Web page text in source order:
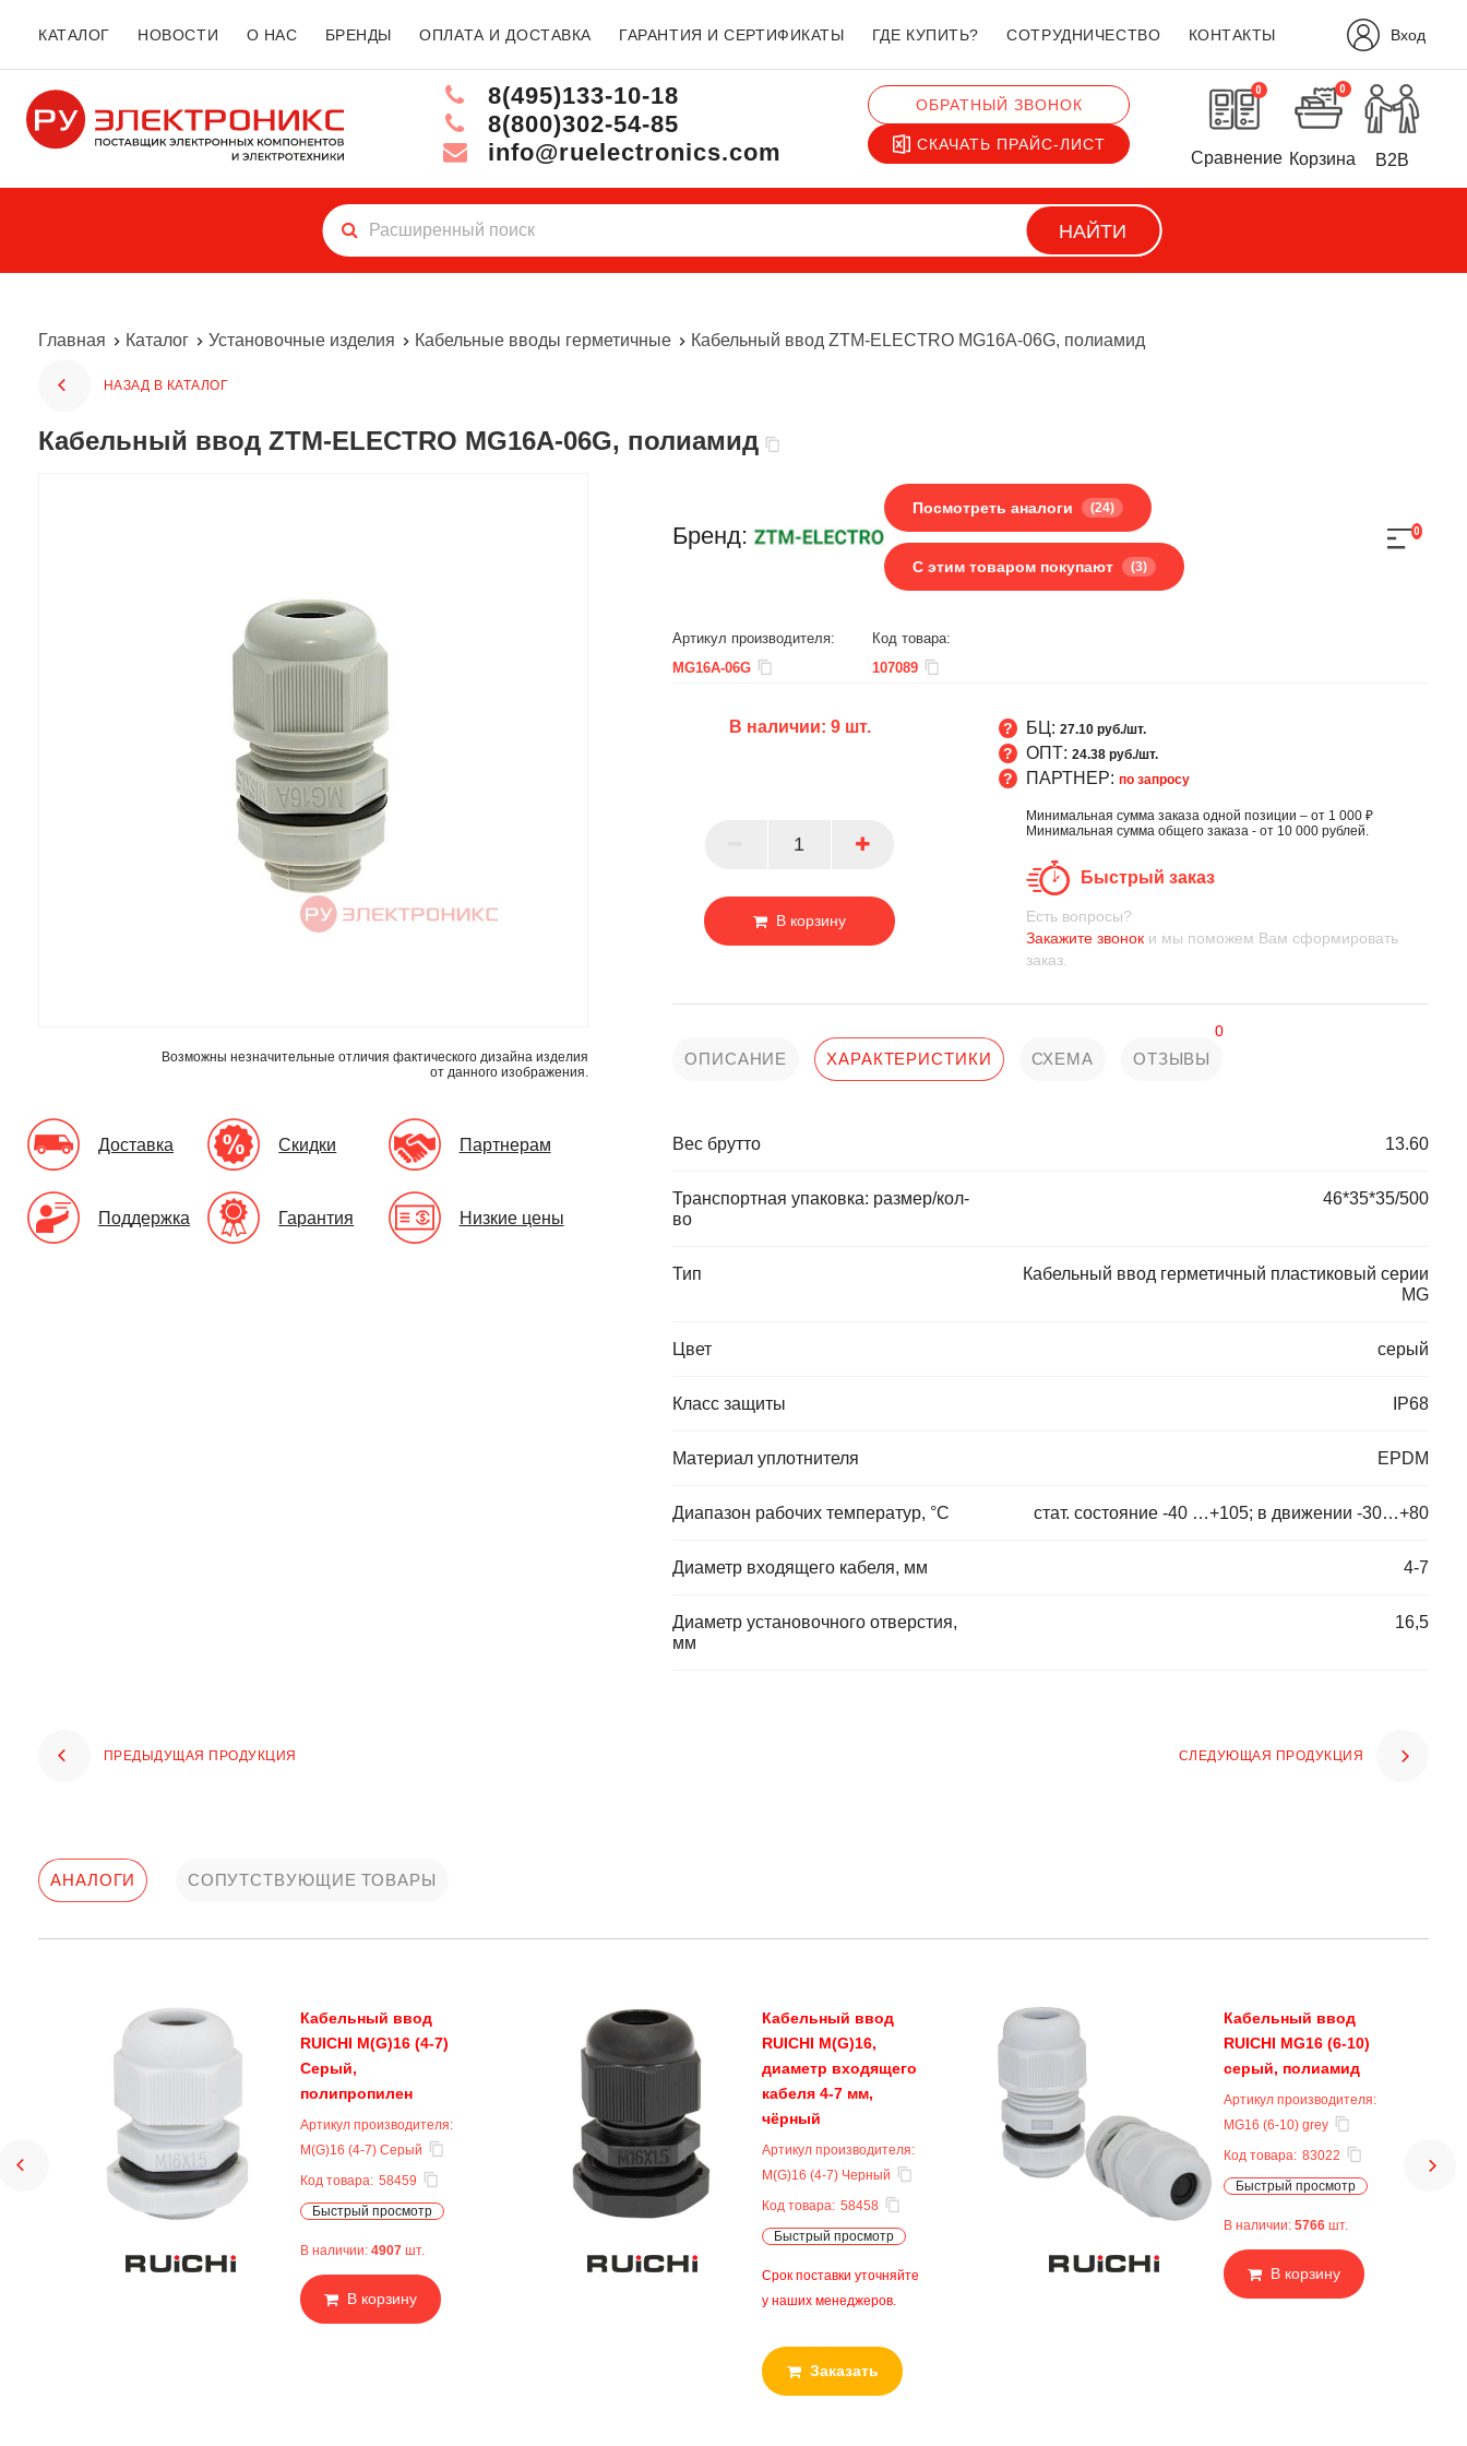
КАТАЛОГ НОВОСТИ О НАС БРЕНДЫ ОПЛАТА И ДОСТАВКА ГАРАНТИЯ И СЕРТИФИКАТЫ ГДЕ КУПИТЬ? СОТРУДНИЧЕСТВО КОНТАКТЫ Вход
8(495)133-10-18
8(800)302-54-85
info@ruelectronics.com
ОБРАТНЫЙ ЗВОНОК
СКАЧАТЬ ПРАЙС-ЛИСТ
0
Сравнение
0
Корзина B2B
НАЙТИ
Главная Каталог Установочные изделия Кабельные вводы герметичные Кабельный ввод ZTM-ELECTRO MG16A-06G, полиамид
НАЗАД В КАТАЛОГ
Кабельный ввод ZTM-ELECTRO MG16A-06G, полиамид
Возможны незначительные отличия фактического дизайна изделия
от данного изображения.
Доставка Скидки Партнерам
Поддержка Гарантия Низкие цены
Бренд:
Посмотреть аналоги (24)
С этим товаром покупают (3)
0
Артикул производителя:
MG16A-06G
Код товара:
107089
В наличии: 9шт.
В корзину
БЦ: 27.10 руб./шт.
ОПТ: 24.38 руб./шт.
ПАРТНЕР: по запросу
Минимальная сумма заказа одной позиции – от 1 000 ₽
Минимальная сумма общего заказа - от 10 000 рублей.
Быстрый заказ
Есть вопросы?
Закажите звоноки мы поможем Вам сформировать
заказ.
ОПИСАНИЕ ХАРАКТЕРИСТИКИ СХЕМА ОТЗЫВЫ
0
Вес брутто 13.60
Транспортная упаковка: размер/кол-
во
46*35*35/500
Тип
Кабельный ввод герметичный пластиковый серии
MG
Цвет серый
Класс защиты IP68
Материал уплотнителя EPDM
Диапазон рабочих температур, °C стат. состояние -40 …+105; в движении -30…+80
Диаметр входящего кабеля, мм 4-7
Диаметр установочного отверстия,
мм
16,5
ПРЕДЫДУЩАЯ ПРОДУКЦИЯ СЛЕДУЮЩАЯ ПРОДУКЦИЯ
АНАЛОГИ СОПУТСТВУЮЩИЕ ТОВАРЫ
Кабельный ввод
RUICHI M(G)16 (4-7)
Серый,
полипропилен
Артикул производителя:
M(G)16 (4-7) Серый
Код товара: 58459
Быстрый просмотр
В наличии: 4907 шт.
В корзину
Кабельный ввод
RUICHI M(G)16,
диаметр входящего
кабеля 4-7 мм,
чёрный
Артикул производителя:
M(G)16 (4-7) Черный
Код товара: 58458
Быстрый просмотр
Срок поставки уточняйте
у наших менеджеров.
Заказать
Кабельный ввод
RUICHI MG16 (6-10)
серый, полиамид
Артикул производителя:
MG16 (6-10) grey
Код товара: 83022
Быстрый просмотр
В наличии: 5766 шт.
В корзину